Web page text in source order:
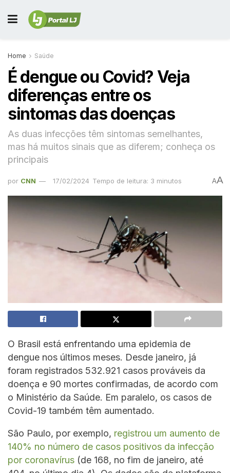
Home Saúde
É dengue ou Covid? Veja
diferenças entre os
sintomas das doenças
As duas infecções têm sintomas semelhantes,
mas há muitos sinais que as diferem; conheça os
principais
por CNN 17/02/2024 Tempo de leitura: 3 minutos AA
O Brasil está enfrentando uma epidemia de
dengue nos últimos meses. Desde janeiro, já
foram registrados 532.921 casos prováveis da
doença e 90 mortes confirmadas, de acordo com
o Ministério da Saúde. Em paralelo, os casos de
Covid-19 também têm aumentado.
São Paulo, por exemplo, registrou um aumento de
140% no número de casos positivos da infecção
por coronavírus (de 168, no fim de janeiro, até